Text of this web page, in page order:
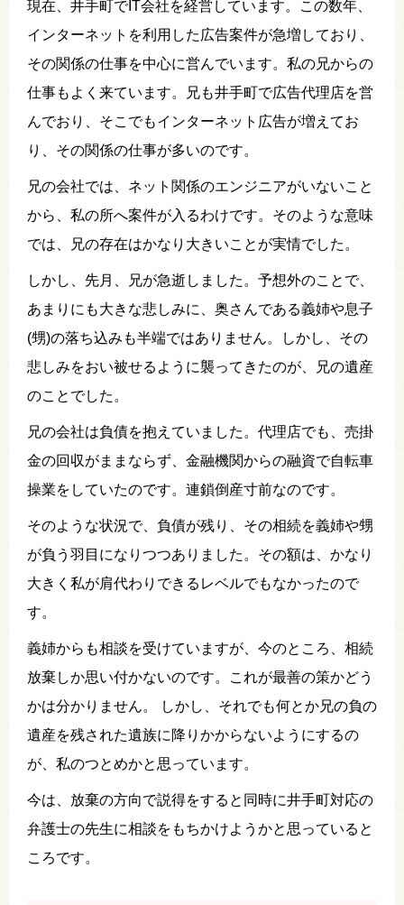
現在、井手町でIT会社を経営しています。この数年、
インターネットを利用した広告案件が急増しており、
その関係の仕事を中心に営んでいます。私の兄からの
仕事もよく来ています。兄も井手町で広告代理店を営
んでおり、そこでもインターネット広告が増えてお
り、その関係の仕事が多いのです。
兄の会社では、ネット関係のエンジニアがいないこと
から、私の所へ案件が入るわけです。そのような意味
では、兄の存在はかなり大きいことが実情でした。
しかし、先月、兄が急逝しました。予想外のことで、
あまりにも大きな悲しみに、奥さんである義姉や息子
(甥)の落ち込みも半端ではありません。しかし、その
悲しみをおい被せるように襲ってきたのが、兄の遺産
のことでした。
兄の会社は負債を抱えていました。代理店でも、売掛
金の回収がままならず、金融機関からの融資で自転車
操業をしていたのです。連鎖倒産寸前なのです。
そのような状況で、負債が残り、その相続を義姉や甥
が負う羽目になりつつありました。その額は、かなり
大きく私が肩代わりできるレベルでもなかったので
す。
義姉からも相談を受けていますが、今のところ、相続
放棄しか思い付かないのです。これが最善の策かどう
かは分かりません。 しかし、それでも何とか兄の負の
遺産を残された遺族に降りかからないようにするの
が、私のつとめかと思っています。
今は、放棄の方向で説得をすると同時に井手町対応の
弁護士の先生に相談をもちかけようかと思っていると
ころです。